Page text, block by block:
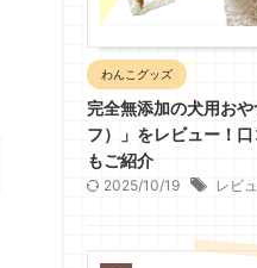
わんこグッズ
完全無添加の犬用お
フ）」をレビュー！
もご紹介
2025/10/19 レビ